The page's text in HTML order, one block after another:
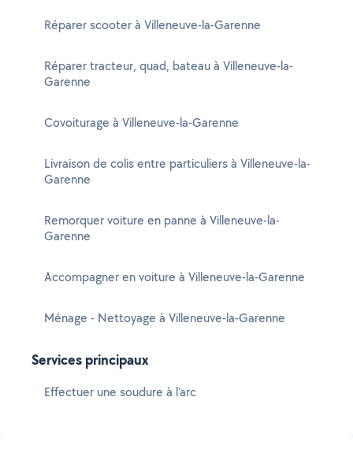
Réparer scooter à Villeneuve-la-Garenne
Réparer tracteur, quad, bateau à Villeneuve-la-
Garenne
Covoiturage à Villeneuve-la-Garenne
Livraison de colis entre particuliers à Villeneuve-la-
Garenne
Remorquer voiture en panne à Villeneuve-la-
Garenne
Accompagner en voiture à Villeneuve-la-Garenne
Ménage - Nettoyage à Villeneuve-la-Garenne
Services principaux
Effectuer une soudure à l'arc